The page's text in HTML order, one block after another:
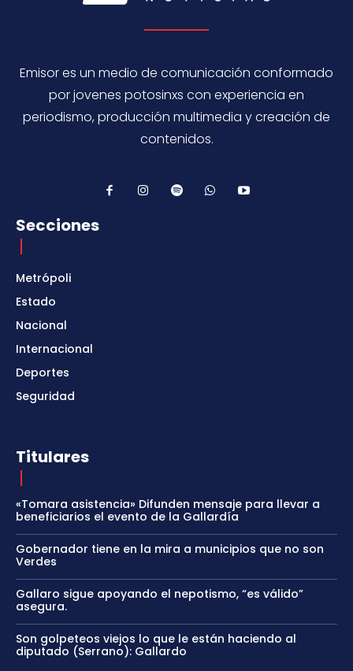
Emisor es un medio de comunicación conformado
por jovenes potosinxs con experiencia en
periodismo, producción multimedia y creación de
contenidos.
Secciones
Metrópoli
Estado
Nacional
Internacional
Deportes
Seguridad
Titulares
«Tomara asistencia» Difunden mensaje para llevar a
beneficiarios el evento de la Gallardía
Gobernador tiene en la mira a municipios que no son
Verdes
Gallaro sigue apoyando el nepotismo, “es válido”
asegura.
Son golpeteos viejos lo que le están haciendo al
diputado (Serrano): Gallardo